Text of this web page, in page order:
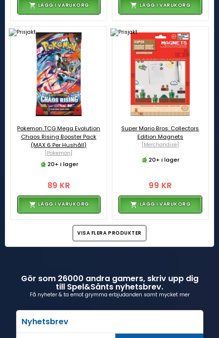
LÄGG I VARUKORG LÄGG I VARUKORG
Pokemon TCG Mega Evolution
Chaos Rising Booster Pack
(MAX 6 Per Hushåll)
[Pokemon]
20+ i lager
89 KR
LÄGG I VARUKORG
Super Mario Bros. Collectors
Edition Magnets
[Merchandise]
20+ i lager
99 KR
LÄGG I VARUKORG
VISA FLERA PRODUKTER
Gör som 26000 andra gamers, skriv upp dig
till Spel&Sånts nyhetsbrev.
Få nyheter & ta emot grymma erbjudanden samt mycket mer
Nyhetsbrev